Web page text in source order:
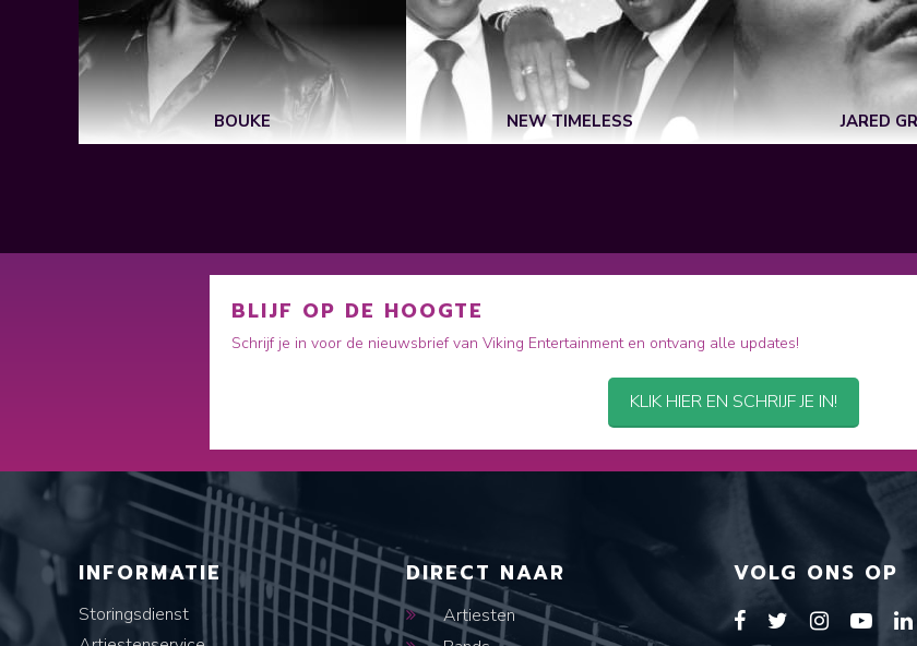
BOUKE NEW TIMELESS JARED
BLIJF OP DE HOOGTE
Schrijf je in voor de nieuwsbrief van Viking Entertainment en ontvang alle updates!
KLIK HIER EN SCHRIJF JE IN!
INFORMATIE
Storingsdienst
DIRECT NAAR
Artiesten
VOLG ONS OP